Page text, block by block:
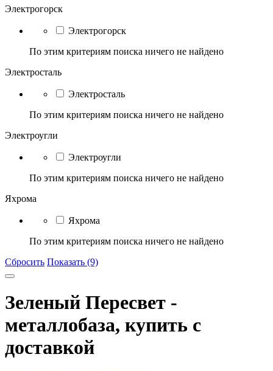
Электрогорск
Электрогорск
По этим критериям поиска ничего не найдено
Электросталь
Электросталь
По этим критериям поиска ничего не найдено
Электроугли
Электроугли
По этим критериям поиска ничего не найдено
Яхрома
Яхрома
По этим критериям поиска ничего не найдено
Сбросить Показать (9)
Зеленый Пересвет -
металлобаза, купить с
доставкой